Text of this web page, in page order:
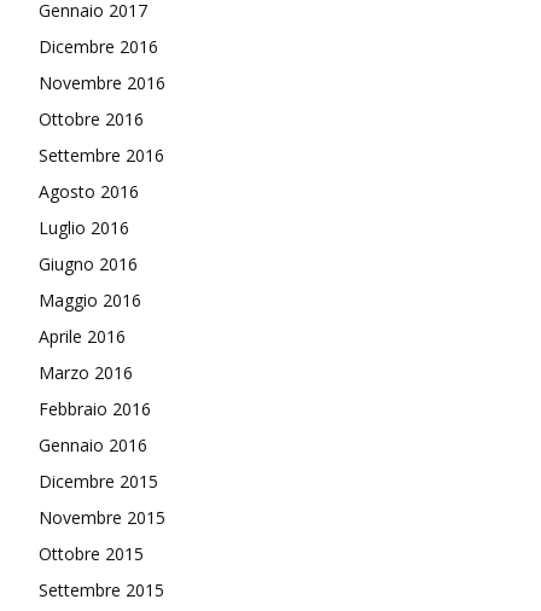
Gennaio 2017
Dicembre 2016
Novembre 2016
Ottobre 2016
Settembre 2016
Agosto 2016
Luglio 2016
Giugno 2016
Maggio 2016
Aprile 2016
Marzo 2016
Febbraio 2016
Gennaio 2016
Dicembre 2015
Novembre 2015
Ottobre 2015
Settembre 2015